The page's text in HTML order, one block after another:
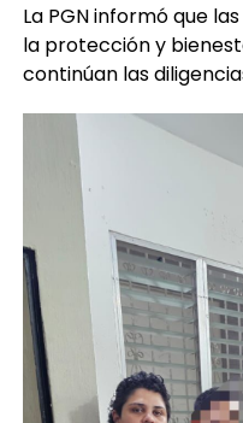
La PGN informó que
la protección y
continúan las